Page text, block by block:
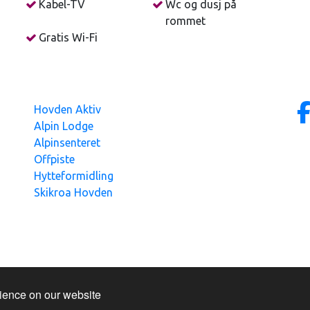
on our website
Kombinert med kunnskapen om
av høy kvalitet! Frokosten er inkludert, og
Hovdestøylen !
Kabel-TV
Wc og dusj på
rommet
Gratis Wi-Fi
Hovden Aktiv
Alpin Lodge
Alpinsenteret
Offpiste
Hytteformidling
Skikroa Hovden